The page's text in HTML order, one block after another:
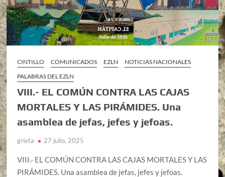
CINTILLO COMUNICADOS EZLN
NOTICIAS NACIONALES
PALABRAS DEL EZLN
VIII.- EL COMÚN CONTRA LAS CAJAS
MORTALES Y LAS PIRÁMIDES. Una
asamblea de jefas, jefes y jefoas.
grieta 27 julio, 2025
VIII.- EL COMÚN CONTRA LAS CAJAS MORTALES Y LAS
PIRÁMIDES. Una asamblea de jefas, jefes y jefoas.